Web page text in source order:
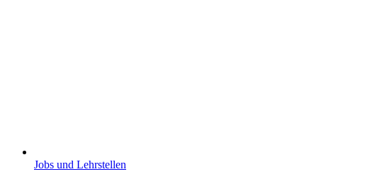
Jobs und Lehrstellen